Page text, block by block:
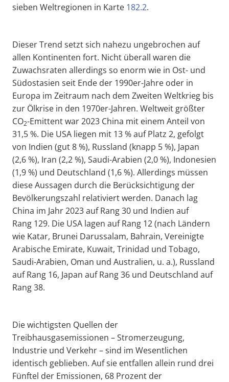
sieben Weltregionen in Karte 182.2.
Dieser Trend setzt sich nahezu ungebrochen auf
allen Kontinenten fort. Nicht überall waren die
Zuwachsraten allerdings so enorm wie in Ost- und
Südostasien seit Ende der 1990er-Jahre oder in
Europa im Zeitraum nach dem Zweiten Weltkrieg bis
zur Ölkrise in den 1970er-Jahren. Weltweit größter
CO2-Emittent war 2023 China mit einem Anteil von
31,5 %. Die USA liegen mit 13 % auf Platz 2, gefolgt
von Indien (gut 8 %), Russland (knapp 5 %), Japan
(2,6 %), Iran (2,2 %), Saudi-Arabien (2,0 %), Indonesien
(1,9 %) und Deutschland (1,6 %). Allerdings müssen
diese Aussagen durch die Berücksichtigung der
Bevölkerungszahl relativiert werden. Danach lag
China im Jahr 2023 auf Rang 30 und Indien auf
Rang 129. Die USA lagen auf Rang 12 (nach Ländern
wie Katar, Brunei Darussalam, Bahrain, Vereinigte
Arabische Emirate, Kuwait, Trinidad und Tobago,
Saudi-Arabien, Oman und Australien, u. a.), Russland
auf Rang 16, Japan auf Rang 36 und Deutschland auf
Rang 38.
Die wichtigsten Quellen der
Treibhausgasemissionen – Stromerzeugung,
Industrie und Verkehr – sind im Wesentlichen
identisch geblieben. Auf sie entfallen allein rund drei
Fünftel der Emissionen, 68 Prozent der